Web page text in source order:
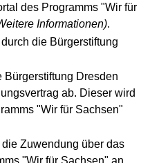
des Programms "Wir für
Informationen).
die Bürgerstiftung
Bürgerstiftung Dresden
ab. Dieser wird
"Wir für Sachsen"
Zuwendung über das
"Wir für Sachsen" an.